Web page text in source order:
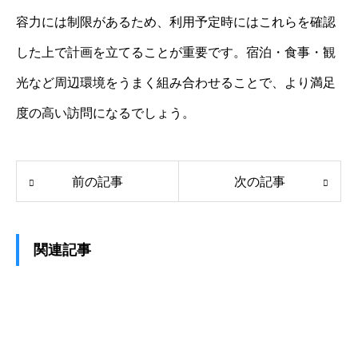
容力には制限があるため、利用予定時にはこれらを確認
した上で計画を立てることが重要です。宿泊・食事・観
光など周辺環境をうまく組み合わせることで、より満足
度の高い訪問になるでしょう。
前の記事 次の記事
関連記事